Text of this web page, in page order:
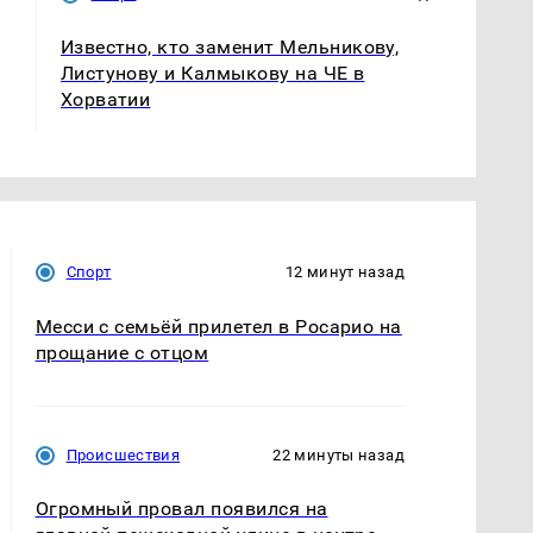
Известно, кто заменит Мельникову,
Листунову и Калмыкову на ЧЕ в
Хорватии
Спорт 12 минут назад
Месси с семьёй прилетел в Росарио на
прощание с отцом
Происшествия 22 минуты назад
Огромный провал появился на